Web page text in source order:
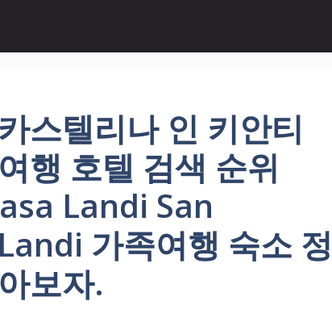
스텔리나 인 키안티
행 호텔 검색 순위
Landi San
가족여행 숙소 정
보자.